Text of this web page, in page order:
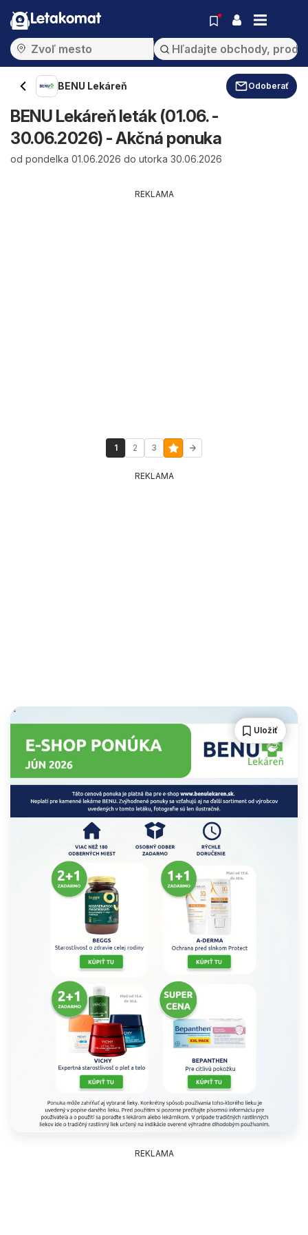
Letakomat
BENU Lekáreň Odoberať
BENU Lekáreň leták (01.06. -
30.06.2026) - Akčná ponuka
od pondelka 01.06.2026 do utorka 30.06.2026
REKLAMA
1 2 3
REKLAMA
Uložiť
REKLAMA